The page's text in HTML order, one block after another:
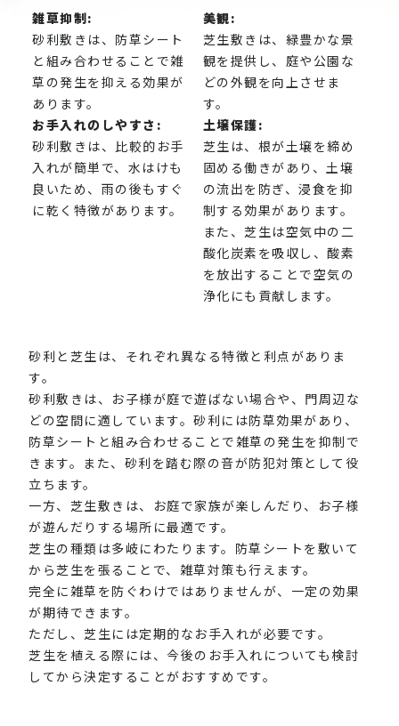
雑草抑制:
砂利敷きは、防草シート
と組み合わせることで雑
草の発生を抑える効果が
あります。
お手入れのしやすさ:
砂利敷きは、比較的お手
入れが簡単で、水はけも
良いため、雨の後もすぐ
に乾く特徴があります。
美観:
芝生敷きは、緑豊かな景
観を提供し、庭や公園な
どの外観を向上させま
す。
土壌保護:
芝生は、根が土壌を締め
固める働きがあり、土壌
の流出を防ぎ、浸食を抑
制する効果があります。
また、芝生は空気中の二
酸化炭素を吸収し、酸素
を放出することで空気の
浄化にも貢献します。
砂利と芝生は、それぞれ異なる特徴と利点がありま
す。
砂利敷きは、お子様が庭で遊ばない場合や、門周辺な
どの空間に適しています。砂利には防草効果があり、
防草シートと組み合わせることで雑草の発生を抑制で
きます。また、砂利を踏む際の音が防犯対策として役
立ちます。
一方、芝生敷きは、お庭で家族が楽しんだり、お子様
が遊んだりする場所に最適です。
芝生の種類は多岐にわたります。防草シートを敷いて
から芝生を張ることで、雑草対策も行えます。
完全に雑草を防ぐわけではありませんが、一定の効果
が期待できます。
ただし、芝生には定期的なお手入れが必要です。
芝生を植える際には、今後のお手入れについても検討
してから決定することがおすすめです。